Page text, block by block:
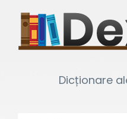
Dicționare